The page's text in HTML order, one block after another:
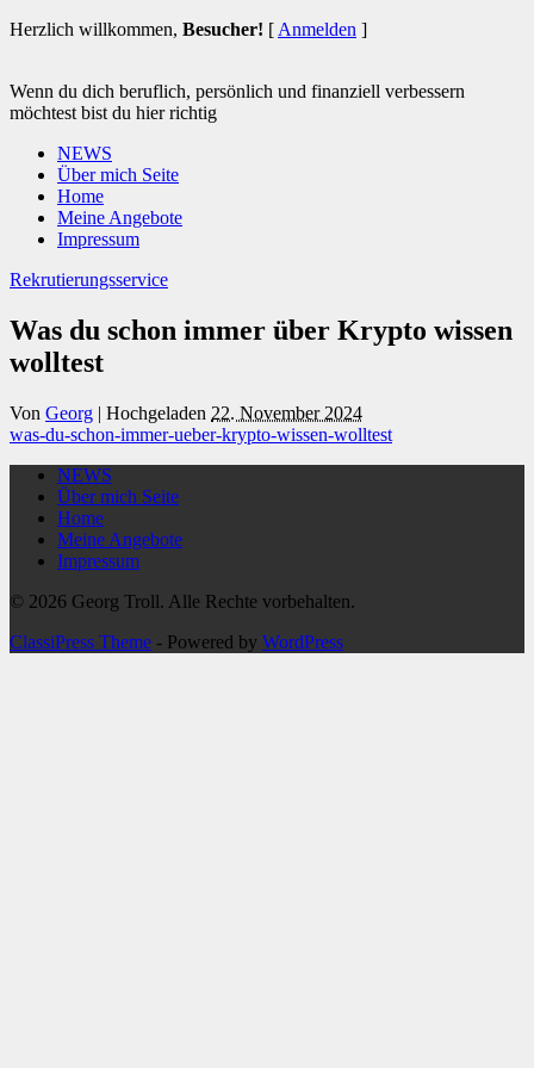
Herzlich willkommen, Besucher! [ Anmelden ]
Wenn du dich beruflich, persönlich und finanziell verbessern
möchtest bist du hier richtig
NEWS
Über mich Seite
Home
Meine Angebote
Impressum
Rekrutierungsservice
Was du schon immer über Krypto wissen
wolltest
Von Georg | Hochgeladen 22. November 2024
was-du-schon-immer-ueber-krypto-wissen-wolltest
NEWS
Über mich Seite
Home
Meine Angebote
Impressum
© 2026 Georg Troll. Alle Rechte vorbehalten.
ClassiPress Theme - Powered by WordPress